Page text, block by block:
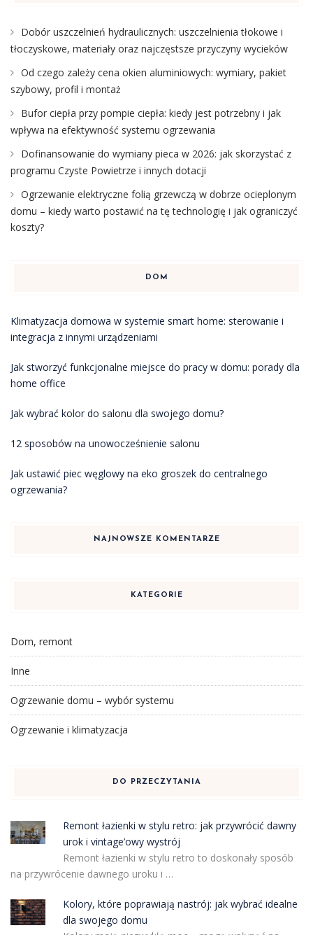
Dobór uszczelnień hydraulicznych: uszczelnienia tłokowe i
tłoczyskowe, materiały oraz najczęstsze przyczyny wycieków
Od czego zależy cena okien aluminiowych: wymiary, pakiet
szybowy, profil i montaż
Bufor ciepła przy pompie ciepła: kiedy jest potrzebny i jak
wpływa na efektywność systemu ogrzewania
Dofinansowanie do wymiany pieca w 2026: jak skorzystać z
programu Czyste Powietrze i innych dotacji
Ogrzewanie elektryczne folią grzewczą w dobrze ocieplonym
domu – kiedy warto postawić na tę technologię i jak ograniczyć
koszty?
DOM
Klimatyzacja domowa w systemie smart home: sterowanie i
integracja z innymi urządzeniami
Jak stworzyć funkcjonalne miejsce do pracy w domu: porady dla
home office
Jak wybrać kolor do salonu dla swojego domu?
12 sposobów na unowocześnienie salonu
Jak ustawić piec węglowy na eko groszek do centralnego
ogrzewania?
NAJNOWSZE KOMENTARZE
KATEGORIE
Dom, remont
Inne
Ogrzewanie domu – wybór systemu
Ogrzewanie i klimatyzacja
DO PRZECZYTANIA
Remont łazienki w stylu retro: jak przywrócić dawny
urok i vintage’owy wystrój
Remont łazienki w stylu retro to doskonały sposób
na przywrócenie dawnego uroku i …
Kolory, które poprawiają nastrój: jak wybrać idealne
dla swojego domu